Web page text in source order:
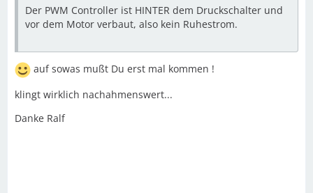
Der PWM Controller ist HINTER dem Druckschalter und
vor dem Motor verbaut, also kein Ruhestrom.
auf sowas mußt Du erst mal kommen !
klingt wirklich nachahmenswert...
Danke Ralf